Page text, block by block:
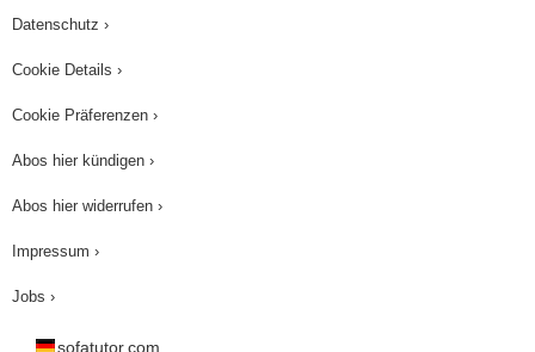
Datenschutz ›
Cookie Details ›
Cookie Präferenzen ›
Abos hier kündigen ›
Abos hier widerrufen ›
Impressum ›
Jobs ›
sofatutor.com